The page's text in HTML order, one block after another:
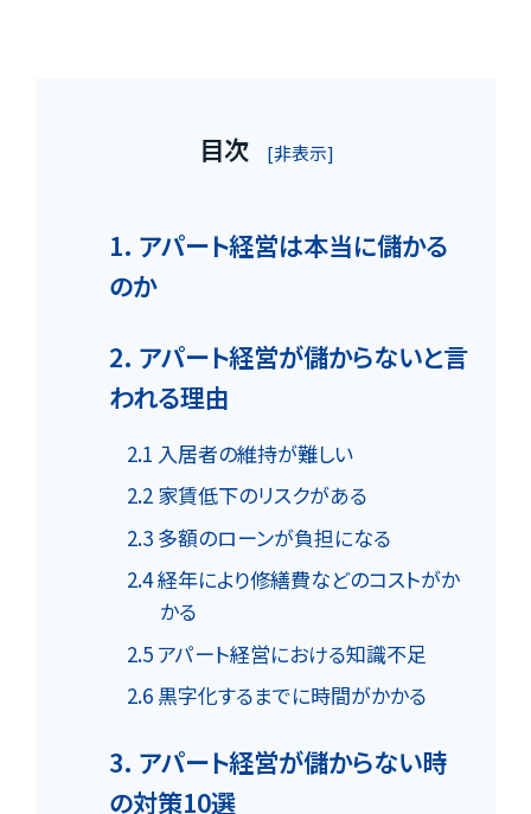
目次 [非表示]
1. アパート経営は本当に儲かる
のか
2. アパート経営が儲からないと言
われる理由
2.1 入居者の維持が難しい
2.2 家賃低下のリスクがある
2.3 多額のローンが負担になる
2.4 経年により修繕費などのコストがか
かる
2.5 アパート経営における知識不足
2.6 黒字化するまでに時間がかかる
3. アパート経営が儲からない時
の対策10選